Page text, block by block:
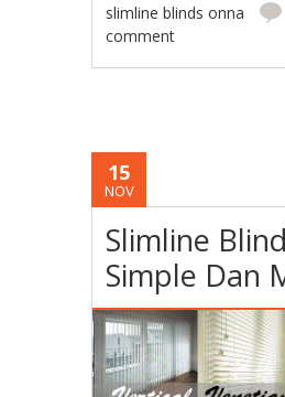
slimline blinds onna
comment
15
NOV
Slimline
Simple Dan